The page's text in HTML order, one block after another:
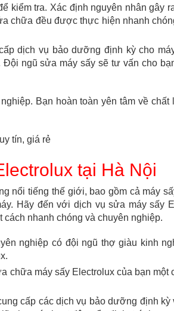
kiểm tra. Xác định nguyên nhân gây
chữa đều được thực hiện nhanh
dịch vụ bảo dưỡng định kỳ cho
ngũ sửa máy sấy sẽ tư vấn cho
Bạn hoàn toàn yên tâm về
uy tín, giá rẻ
tại Hà Nội
nổi tiếng thế giới, bao gồm cả máy
Hãy đến với dịch vụ sửa máy sấy
nhanh chóng và chuyên nghiệp.
nghiệp có đội ngũ thợ giàu kinh
chữa máy sấy Electrolux của bạn một
cấp các dịch vụ bảo dưỡng định kỳ